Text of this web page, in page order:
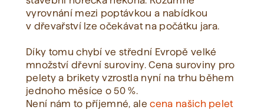
vyrovnání mezi poptávkou a nabídkou
v dřevařství lze očekávat na počátku jara.
Díky tomu chybí ve střední Evropě velké
množství dřevní suroviny. Cena suroviny pro
pelety a brikety vzrostla nyní na trhu během
jednoho měsíce o 50 %.
Není nám to příjemné, alecena našich pelet